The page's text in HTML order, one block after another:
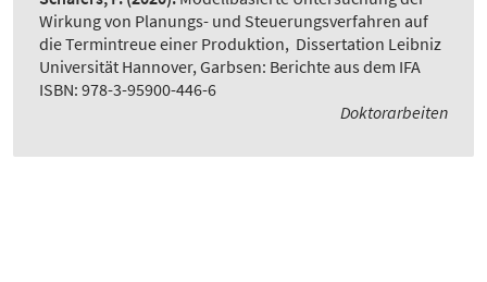
Wirkung von Planungs- und Steuerungsverfahren auf
die Termintreue einer Produktion, Dissertation Leibniz
Universität Hannover, Garbsen: Berichte aus dem IFA
ISBN: 978-3-95900-446-6
Doktorarbeiten